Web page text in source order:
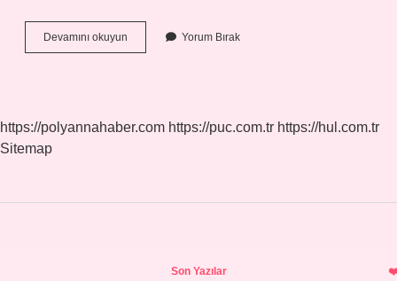
Devamını okuyun Bireyleşme
Ne
Yorum Bırak
https://polyannahaber.com https://puc.com.tr https://hul.com.tr
Sitemap
Son Yazılar